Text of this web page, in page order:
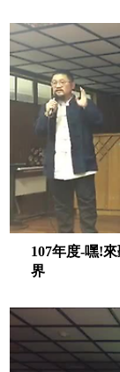
107年度-嘿!
界